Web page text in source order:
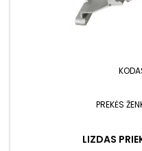
PREKĖS
LIZDAS